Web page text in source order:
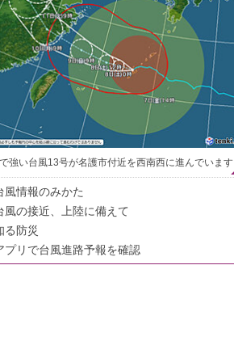
強い台風13号が名護市付近を西南西に進んでいます
風情報のみかた
風の接近、上陸に備えて
る防災
プリで台風進路予報を確認